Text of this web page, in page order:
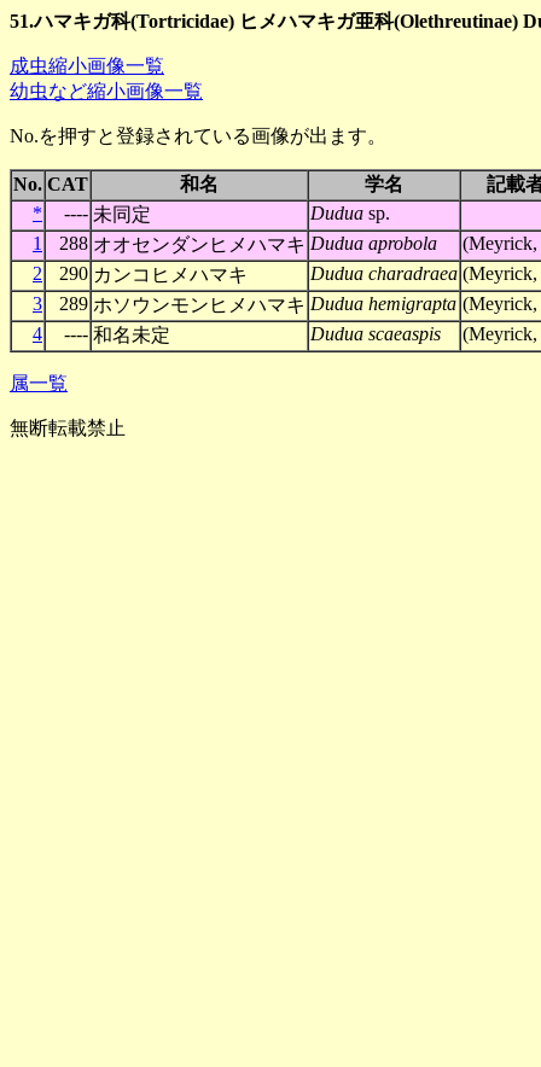
51.ハマキガ科(Tortricidae) ヒメハマキガ亜科(Olethreutinae)
成虫縮小画像一覧
幼虫など縮小画像一覧
No.を押すと登録されている画像が出ます。
No. CAT 和名 学名
記載
*
---- 未同定 Dudua sp.
1
288 オオセンダンヒメハマキ Dudua aprobola
(Meyrick,
2
290 カンコヒメハマキ Dudua charadraea (Meyrick,
3
289 ホソウンモンヒメハマキ Dudua hemigrapta (Meyrick,
4
---- 和名未定 Dudua scaeaspis (Meyrick,
属一覧
無断転載禁止